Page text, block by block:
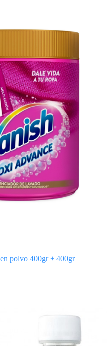
polvo 400gr + 400gr